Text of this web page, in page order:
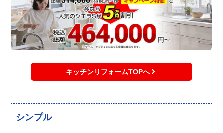
キッチンリフォームTOPへ
シンプル